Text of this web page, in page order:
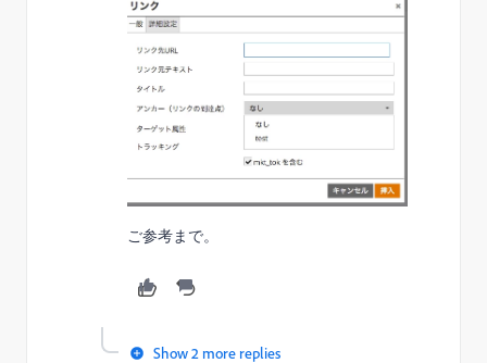
ご参考まで。
Show 2 more replies